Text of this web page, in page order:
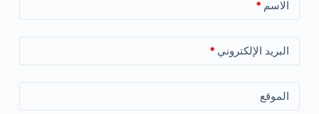
الاسم *
البريد الإلكتروني *
الموقع